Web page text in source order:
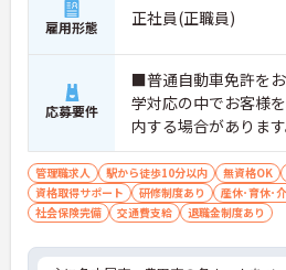
です】
・新人指導や地域包括支援センターとの
スーパーバイザーとしての役割を通じ
メントの質向上に深く貢献できます
・65歳定年制に加え、75歳までの再雇
られており、培った経験を活かして将
く働き続けられます
雇用形態 正社員(正職員)
応募要件
■普通自動車免許を
学対応の中でお客様
内する場合がありま
ミットし、確実に成
夫や試行のできる方
連携や共に働く社員
発揮できる方 ■お客
いていくBtoC営業、
歓迎 ■弊社と同様な
管理職求人 駅から徒歩10分以内 無資格OK
資格取得サポート
研修制度あり 産休･育休･
社会保険完備
交通費支給 退職金制度あり